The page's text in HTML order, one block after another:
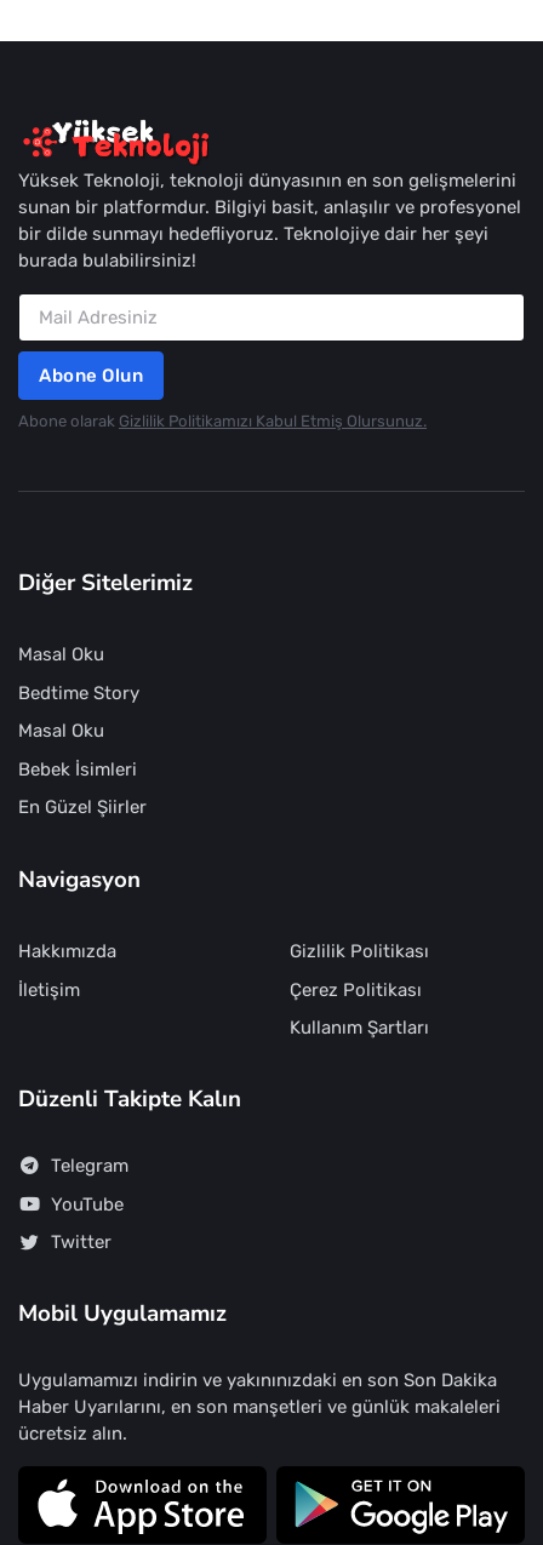
Yüksek Teknoloji, teknoloji dünyasının en son gelişmelerini
sunan bir platformdur. Bilgiyi basit, anlaşılır ve profesyonel
bir dilde sunmayı hedefliyoruz. Teknolojiye dair her şeyi
burada bulabilirsiniz!
Abone Olun
Abone olarak Gizlilik Politikamızı Kabul Etmiş Olursunuz.
Diğer Sitelerimiz
Masal Oku
Bedtime Story
Masal Oku
Bebek İsimleri
En Güzel Şiirler
Navigasyon
Hakkımızda
İletişim
Gizlilik Politikası
Çerez Politikası
Kullanım Şartları
Düzenli Takipte Kalın
Telegram
YouTube
Twitter
Mobil Uygulamamız
Uygulamamızı indirin ve yakınınızdaki en son Son Dakika
Haber Uyarılarını, en son manşetleri ve günlük makaleleri
ücretsiz alın.